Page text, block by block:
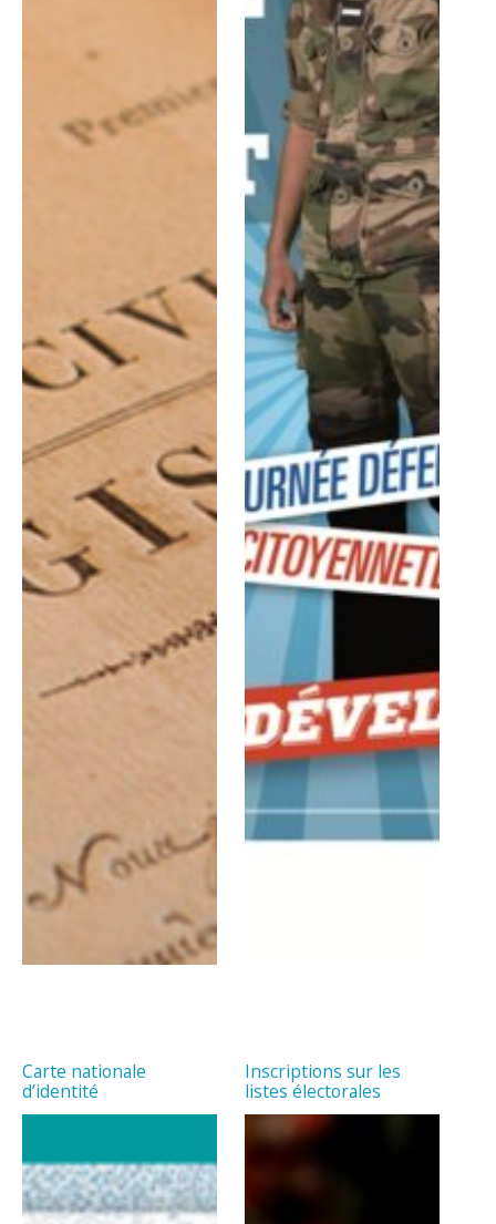
Carte nationale
d’identité
Inscriptions sur les
listes électorales